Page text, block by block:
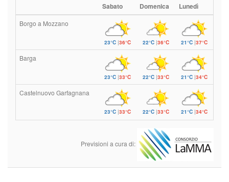
Sabato Domenica Lunedì
Borgo a Mozzano
23°C|36°C 22°C|36°C 21°C |37°C
Barga
23°C|33°C 22°C|33°C 21°C |34°C
Castelnuovo Garfagnana
23°C|33°C 22°C|33°C 21°C |34°C
Previsioni a cura di: